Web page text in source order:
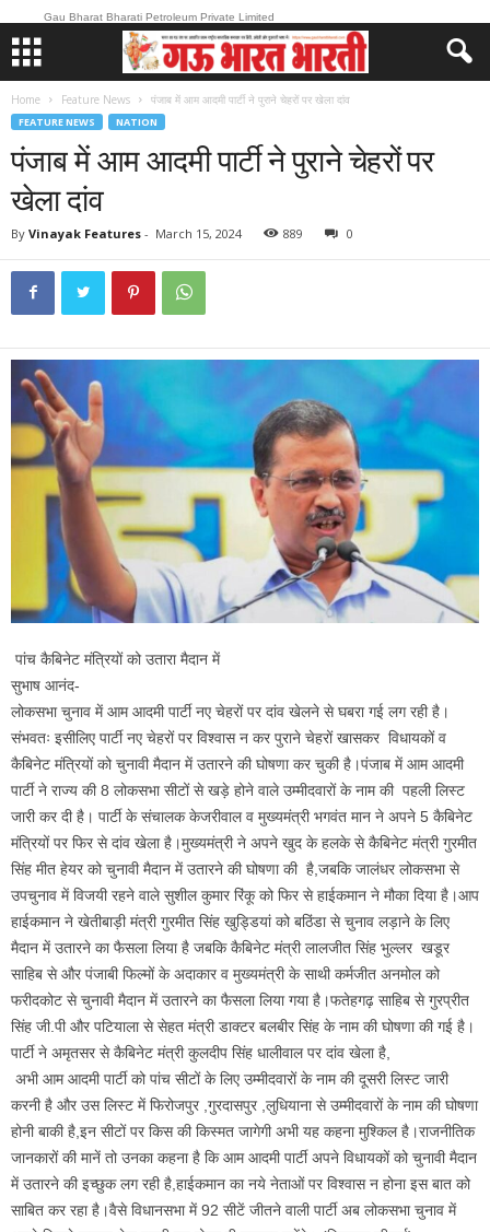
Gau Bharat Bharati Petroleum Private Limited
Home Feature News पंजाब में आम आदमी पार्टी ने पुराने चेहरों पर खेला दांव
FEATURE NEWS NATION
पंजाब में आम आदमी पार्टी ने पुराने चेहरों पर
खेला दांव
By Vinayak Features - March 15, 2024 889 0
पांच कैबिनेट मंत्रियों को उतारा मैदान में
सुभाष आनंद-
लोकसभा चुनाव में आम आदमी पार्टी नए चेहरों पर दांव खेलने से घबरा गई लग रही है।
संभवतः इसीलिए पार्टी नए चेहरों पर विश्वास न कर पुराने चेहरों खासकर विधायकों व
कैबिनेट मंत्रियों को चुनावी मैदान में उतारने की घोषणा कर चुकी है।पंजाब में आम आदमी
पार्टी ने राज्य की 8 लोकसभा सीटों से खड़े होने वाले उम्मीदवारों के नाम की पहली लिस्ट
जारी कर दी है। पार्टी के संचालक केजरीवाल व मुख्यमंत्री भगवंत मान ने अपने 5 कैबिनेट
मंत्रियों पर फिर से दांव खेला है।मुख्यमंत्री ने अपने खुद के हलके से कैबिनेट मंत्री गुरमीत
सिंह मीत हेयर को चुनावी मैदान में उतारने की घोषणा की है,जबकि जालंधर लोकसभा से
उपचुनाव में विजयी रहने वाले सुशील कुमार रिंकू को फिर से हाईकमान ने मौका दिया है।आप
हाईकमान ने खेतीबाड़ी मंत्री गुरमीत सिंह खुड्डियां को बठिंडा से चुनाव लड़ाने के लिए
मैदान में उतारने का फैसला लिया है जबकि कैबिनेट मंत्री लालजीत सिंह भुल्लर खडूर
साहिब से और पंजाबी फिल्मों के अदाकार व मुख्यमंत्री के साथी कर्मजीत अनमोल को
फरीदकोट से चुनावी मैदान में उतारने का फैसला लिया गया है।फतेहगढ़ साहिब से गुरप्रीत
सिंह जी.पी और पटियाला से सेहत मंत्री डाक्टर बलबीर सिंह के नाम की घोषणा की गई है।
पार्टी ने अमृतसर से कैबिनेट मंत्री कुलदीप सिंह धालीवाल पर दांव खेला है,
अभी आम आदमी पार्टी को पांच सीटों के लिए उम्मीदवारों के नाम की दूसरी लिस्ट जारी
करनी है और उस लिस्ट में फिरोजपुर ,गुरदासपुर ,लुधियाना से उम्मीदवारों के नाम की घोषणा
होनी बाकी है,इन सीटों पर किस की किस्मत जागेगी अभी यह कहना मुश्किल है।राजनीतिक
जानकारों की मानें तो उनका कहना है कि आम आदमी पार्टी अपने विधायकों को चुनावी मैदान
में उतारने की इच्छुक लग रही है,हाईकमान का नये नेताओं पर विश्वास न होना इस बात को
साबित कर रहा है।वैसे विधानसभा में 92 सीटें जीतने वाली पार्टी अब लोकसभा चुनाव में